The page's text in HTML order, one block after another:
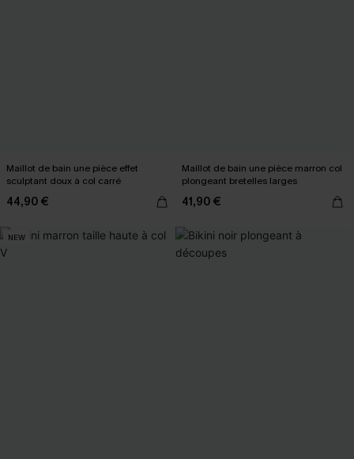
Maillot de bain une pièce effet
sculptant doux à col carré
44,90 €
Maillot de bain une pièce marron col
plongeant bretelles larges
41,90 €
NEW